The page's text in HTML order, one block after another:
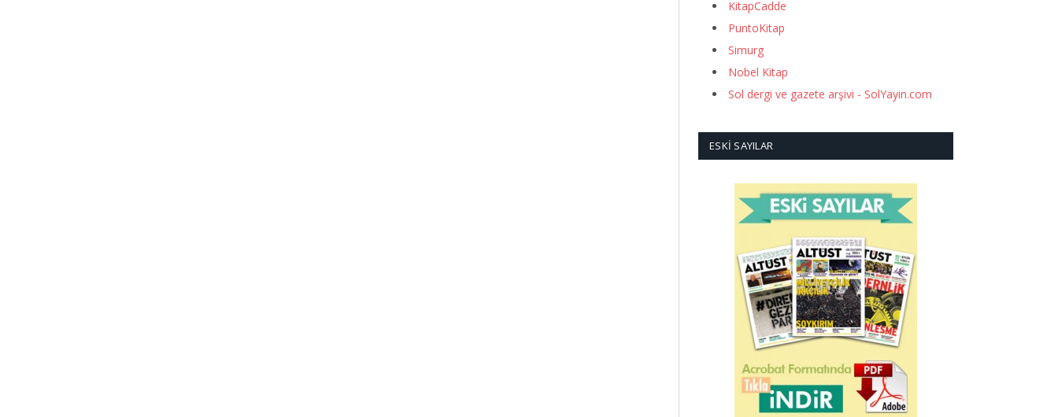
KitapCadde
PuntoKitap
Simurg
Nobel Kitap
Sol dergi ve gazete arşivi - SolYayin.com
ESKI SAYILAR